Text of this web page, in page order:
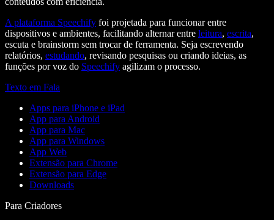
A plataforma Speechify foi projetada para funcionar entre
dispositivos e ambientes, facilitando alternar entre leitura, escrita,
escuta e brainstorm sem trocar de ferramenta. Seja escrevendo
relatórios, estudando, revisando pesquisas ou criando ideias, as
funções por voz do Speechify agilizam o processo.
Texto em Fala
Apps para iPhone e iPad
App para Android
App para Mac
App para Windows
App Web
Extensão para Chrome
Extensão para Edge
Downloads
Para Criadores